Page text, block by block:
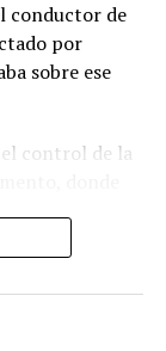
conductor de
por
sobre ese
control de la
el apoyo
de que el